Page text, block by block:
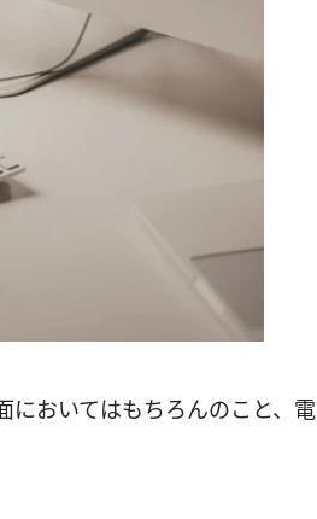
においてはもちろんのこと、電